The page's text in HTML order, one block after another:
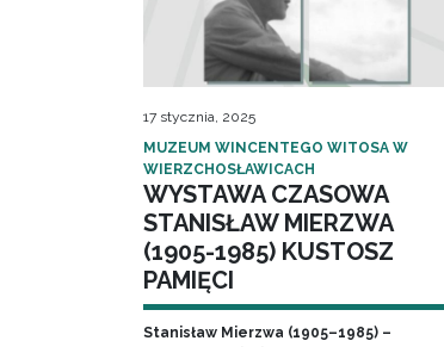
17 stycznia, 2025
MUZEUM WINCENTEGO WITOSA W
WIERZCHOSŁAWICACH
WYSTAWA CZASOWA
STANISŁAW MIERZWA
(1905-1985) KUSTOSZ
PAMIĘCI
Stanisław Mierzwa (1905–1985) –